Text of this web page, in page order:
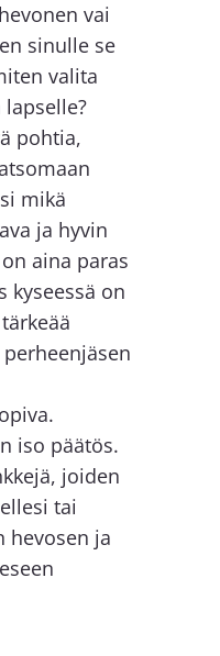
vai
sinulle se
valita
pohtia,
mikä
ja hyvin
aina paras
kyseessä on
iso päätös.
joiden
tai
hevosen ja